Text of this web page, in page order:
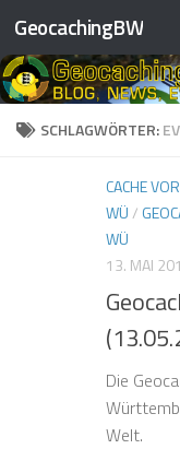
❅
❅
Zum Inhalt springen
GeocachingBW
SCHLAGWÖRTER:
CACHE
WÜ/
WÜ
13. MAI
Die
Welt.